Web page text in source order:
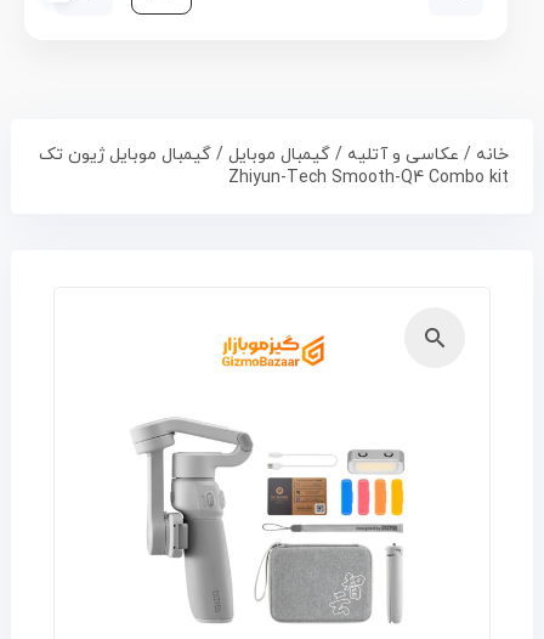
خانه / عکاسی و آتلیه / گیمبال موبایل / گیمبال موبایل ژیون تک
Zhiyun-Tech Smooth-Q4 Combo kit